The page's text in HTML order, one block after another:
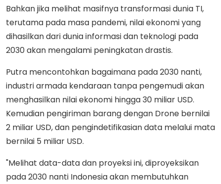
Bahkan jika melihat masifnya transformasi dunia TI,
terutama pada masa pandemi, nilai ekonomi yang
dihasilkan dari dunia informasi dan teknologi pada
2030 akan mengalami peningkatan drastis.
Putra mencontohkan bagaimana pada 2030 nanti,
industri armada kendaraan tanpa pengemudi akan
menghasilkan nilai ekonomi hingga 30 miliar USD.
Kemudian pengiriman barang dengan Drone bernilai
2 miliar USD, dan pengindetifikasian data melalui mata
bernilai 5 miliar USD.
"Melihat data-data dan proyeksi ini, diproyeksikan
pada 2030 nanti Indonesia akan membutuhkan